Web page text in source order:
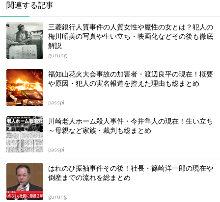
関連する記事
三菱銀行人質事件の人質女性や魔性の女とは？犯人の
梅川昭美の写真や生い立ち・映画化などその後も徹底
解説
gurung
福知山花火大会事故の加害者・渡辺良平の現在！概要
や原因・犯人の実名報道を控えた理由も総まとめ
passpi
川崎老人ホーム殺人事件・今井隼人の現在！生い立ち
～母親など家族・裁判も総まとめ
passpi
はれのひ振袖事件その後！社長・篠崎洋一郎の現在や
倒産までの流れを総まとめ
gurung